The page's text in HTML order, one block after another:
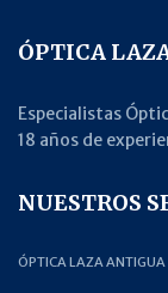
ÓPTICA
Especialistas
18 años de
NUESTROS
ÓPTICA LAZA ANTIGUA